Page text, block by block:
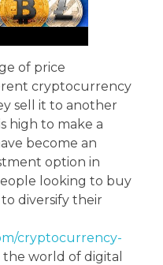
of price
cryptocurrency
sell it to another
high to make a
become an
option in
looking to buy
diversify their
cryptocurrency-
world of digital